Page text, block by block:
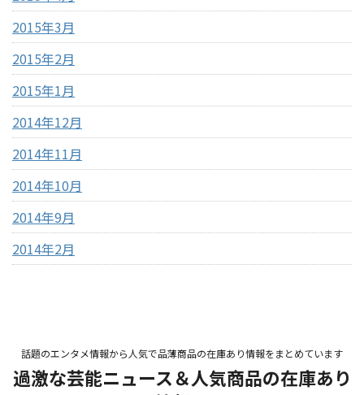
2015年3月
2015年2月
2015年1月
2014年12月
2014年11月
2014年10月
2014年9月
2014年2月
話題のエンタメ情報から人気で品薄商品の在庫あり情報をまとめています
過激な芸能ニュース＆人気商品の在庫あり